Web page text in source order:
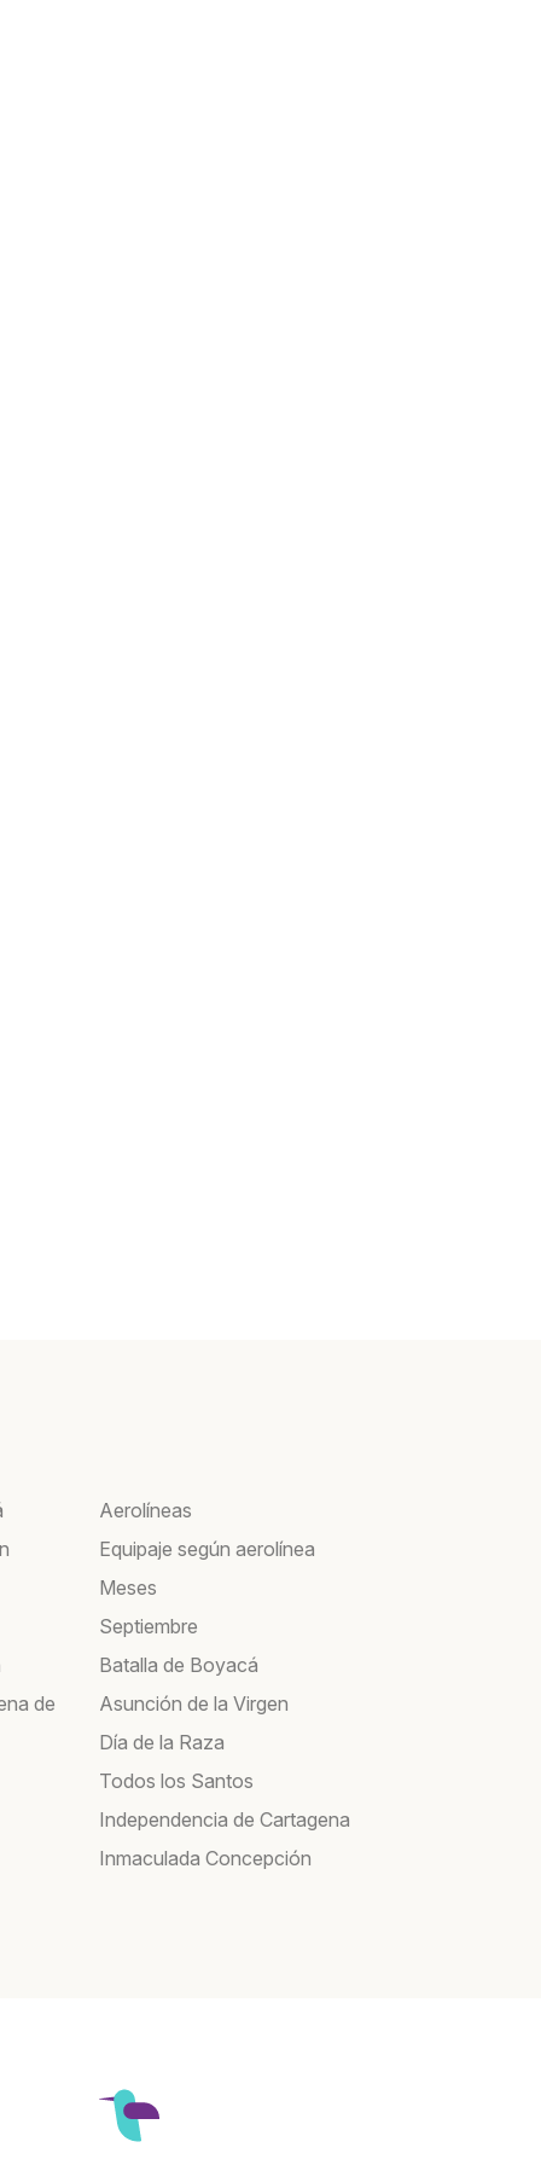
de
Aerolíneas
Equipaje según aerolínea
Meses
Septiembre
Batalla de Boyacá
Asunción de la Virgen
Día de la Raza
Todos los Santos
Independencia de Cartagena
Inmaculada Concepción